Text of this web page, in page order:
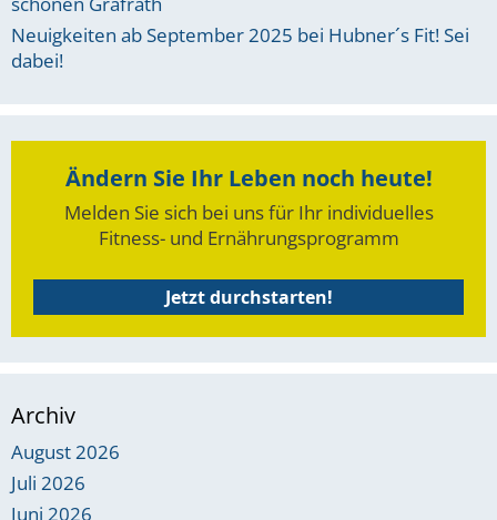
Neuigkeiten ab September 2025 bei Hubner´s Fit! Sei
dabei!
Ändern Sie Ihr Leben noch heute!
Melden Sie sich bei uns für Ihr individuelles
Fitness- und Ernährungsprogramm
Jetzt durchstarten!
Archiv
August 2026
Juli 2026
Juni 2026